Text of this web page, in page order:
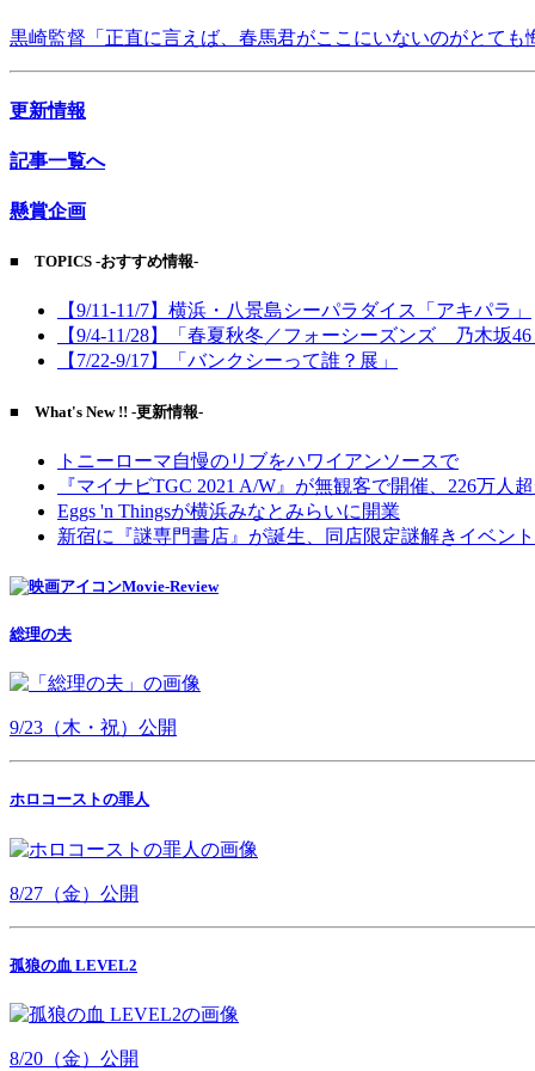
黒崎監督「正直に言えば、春馬君がここにいないのがとても
更新情報
記事一覧へ
懸賞企画
■ TOPICS -おすすめ情報-
【9/11-11/7】横浜・八景島シーパラダイス「アキパラ」
【9/4-11/28】「春夏秋冬／フォーシーズンズ 乃木坂46
【7/22-9/17】「バンクシーって誰？展」
■ What's New !! -更新情報-
トニーローマ自慢のリブをハワイアンソースで
『マイナビTGC 2021 A/W』が無観客で開催、226万人
Eggs 'n Thingsが横浜みなとみらいに開業
新宿に『謎専門書店』が誕生、同店限定謎解きイベン
Movie-Review
総理の夫
9/23（木・祝）公開
ホロコーストの罪人
8/27（金）公開
孤狼の血 LEVEL2
8/20（金）公開